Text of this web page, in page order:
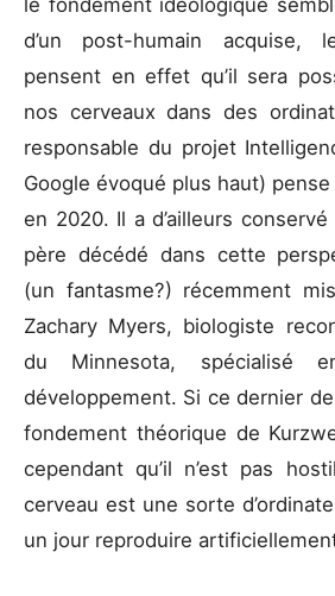
le fondement idéologique
d’un post-humain acquise,
pensent en effet qu’il sera
nos cerveaux dans des
responsable du projet
Google évoqué plus haut)
en 2020. Il a d’ailleurs
père décédé dans cette
(un fantasme?) récemment
Zachary Myers, biologiste
du Minnesota, spécialisé
développement. Si ce dernier
fondement théorique de
cependant qu’il n’est pas
cerveau est une sorte
un jour reproduire